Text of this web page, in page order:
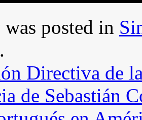
posted in
.
Directiva de
de Sebastián